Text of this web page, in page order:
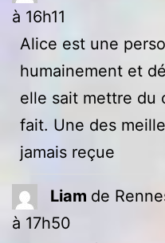
à 16h11
Alice est une
humainement et
elle sait mettre du
fait. Une des
jamais reçue
Liam de
à 17h50